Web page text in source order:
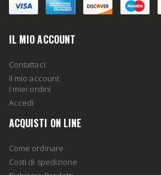
IL MIO ACCOUNT
Contattaci
Il mio account
I miei ordini
Accedi
ACQUISTI ON LINE
Come ordinare
Costi di spedizione